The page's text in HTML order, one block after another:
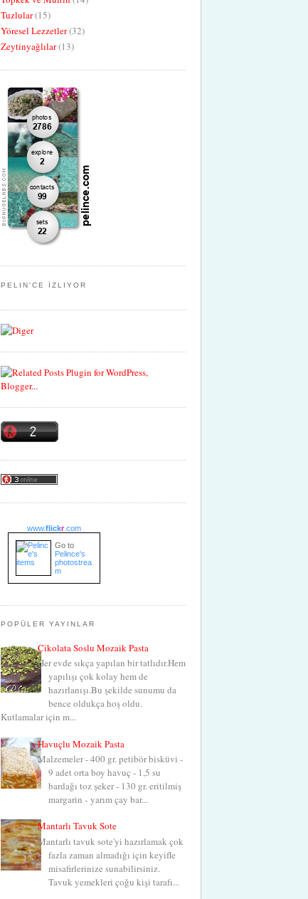
Tuzlular(15)
Yöresel Lezzetler(32)
Zeytinyağlılar(13)
PELIN'CE İZLIYOR
www.flickr.com
Go to
Pelince's
photostrea
m
POPÜLER YAYINLAR
Çikolata Soslu Mozaik Pasta
Her evde sıkça yapılan bir tatlıdır.Hem
yapılışı çok kolay hem de
hazırlanışı.Bu şekilde sunumu da
bence oldukça hoş oldu.
Kutlamalar için m...
Havuçlu Mozaik Pasta
Malzemeler - 400 gr. petibör bisküvi -
9 adet orta boy havuç - 1,5 su
bardağı toz şeker - 130 gr. eritilmiş
margarin - yarım çay bar...
Mantarlı Tavuk Sote
Mantarlı tavuk sote'yi hazırlamak çok
fazla zaman almadığı için keyifle
misafirlerinize sunabilirsiniz.
Tavuk yemekleri çoğu kişi tarafı...